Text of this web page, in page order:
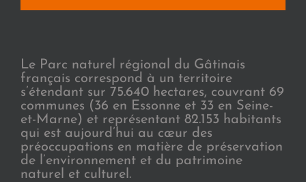
Le Parc naturel régional du Gâtinais
français correspond à un territoire
s’étendant sur 75.640 hectares, couvrant 69
communes (36 en Essonne et 33 en Seine-
et-Marne) et représentant 82.153 habitants
qui est aujourd’hui au cœur des
préoccupations en matière de préservation
de l’environnement et du patrimoine
naturel et culturel.